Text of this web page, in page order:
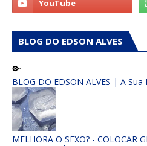
BLOG DO EDSON ALVES
BLOG DO EDSON ALVES | A
MELHORA O SEXO? - COLOCAR